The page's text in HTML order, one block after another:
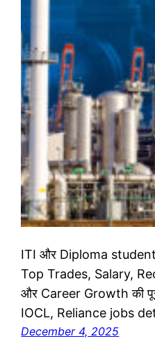
ITI और Diploma
Top Trades, Salary,
और Career Growth की
IOCL, Reliance jobs
December 4, 2025